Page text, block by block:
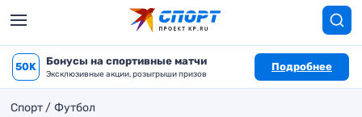
50K Бонусы на спортивные матчи
Эксклюзивные акции, розыгрыши призов
Подробнее
Спорт Футбол